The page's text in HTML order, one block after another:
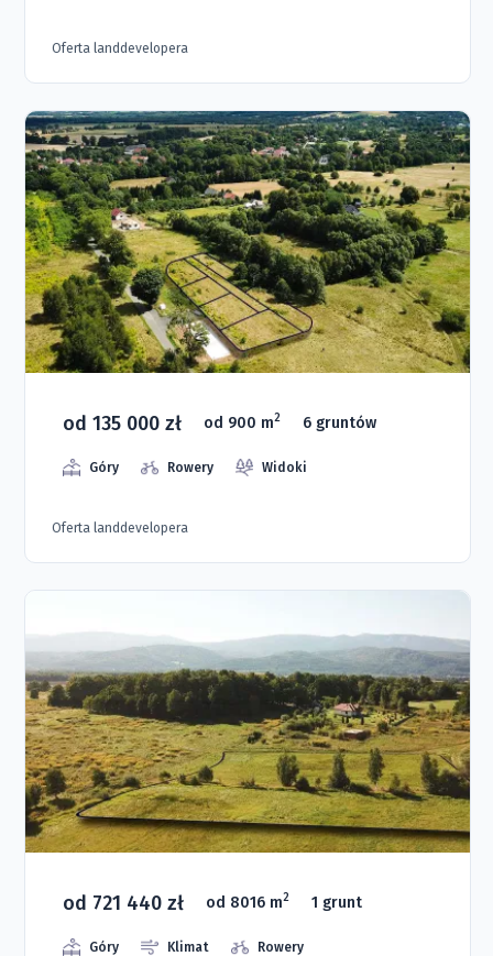
Oferta landdevelopera
od 135 000 zł od 900 m2 6 gruntów
Góry Rowery Widoki
Oferta landdevelopera
od 721 440 zł od 8016 m2 1 grunt
Góry Klimat Rowery